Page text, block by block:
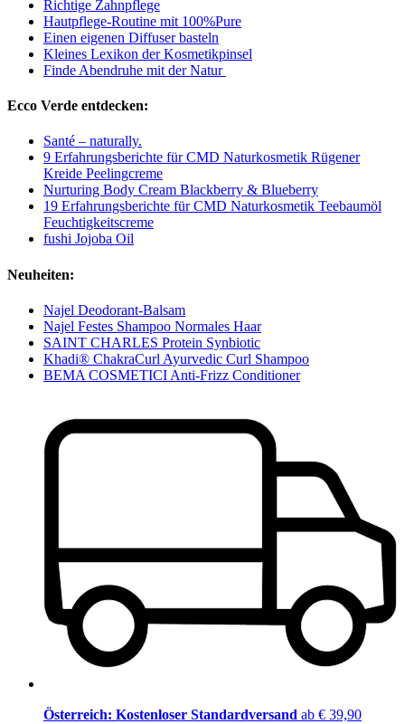
Richtige Zahnpflege
Hautpflege-Routine mit 100%Pure
Einen eigenen Diffuser basteln
Kleines Lexikon der Kosmetikpinsel
Finde Abendruhe mit der Natur
Ecco Verde entdecken:
Santé – naturally.
9 Erfahrungsberichte für CMD Naturkosmetik Rügener
Kreide Peelingcreme
Nurturing Body Cream Blackberry & Blueberry
19 Erfahrungsberichte für CMD Naturkosmetik Teebaumöl
Feuchtigkeitscreme
fushi Jojoba Oil
Neuheiten:
Najel Deodorant-Balsam
Najel Festes Shampoo Normales Haar
SAINT CHARLES Protein Synbiotic
Khadi® ChakraCurl Ayurvedic Curl Shampoo
BEMA COSMETICI Anti-Frizz Conditioner
Österreich: Kostenloser Standardversand ab € 39,90